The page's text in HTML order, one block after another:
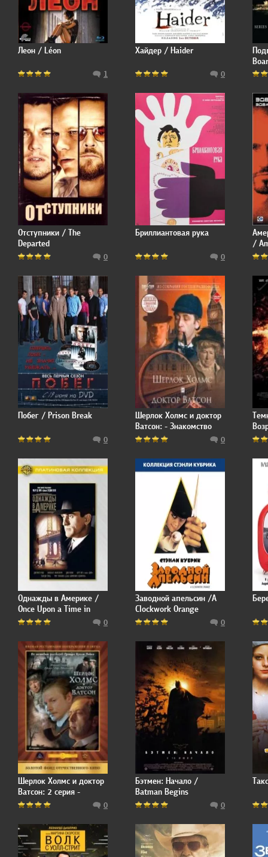
Леон / Léon
1
Хайдер / Haider
0
Отступники / The
Departed
0
Бриллиантовая рука
0
/
Побег / Prison Break
0
Шерлок Холмс и доктор
Ватсон: - Знакомство
0
The
Однажды в Америке /
Once Upon a Time in
America
0
Заводной апельсин /A
Clockwork Orange
0
Шерлок Холмс и доктор
Ватсон: 2 серия -
Кровавая надпись
0
Бэтмен: Начало /
Batman Begins
0